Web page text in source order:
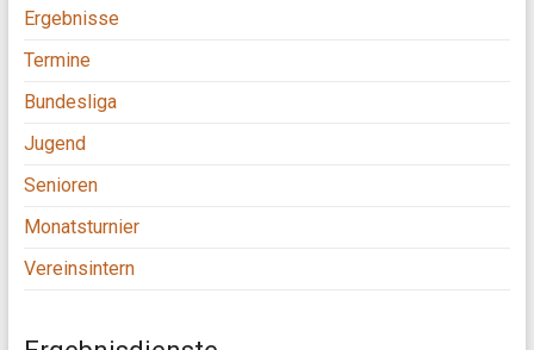
Ergebnisse
Termine
Bundesliga
Jugend
Senioren
Monatsturnier
Vereinsintern